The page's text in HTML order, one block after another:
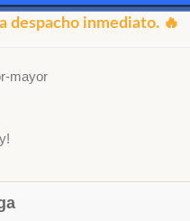
despacho inmediato. 🔥